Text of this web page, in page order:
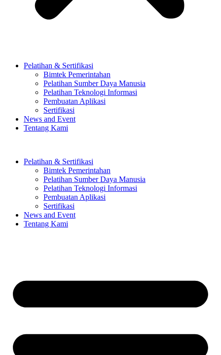
Pelatihan & Sertifikasi
Bimtek Pemerintahan
Pelatihan Sumber Daya Manusia
Pelatihan Teknologi Informasi
Pembuatan Aplikasi
Sertifikasi
News and Event
Tentang Kami
Pelatihan & Sertifikasi
Bimtek Pemerintahan
Pelatihan Sumber Daya Manusia
Pelatihan Teknologi Informasi
Pembuatan Aplikasi
Sertifikasi
News and Event
Tentang Kami